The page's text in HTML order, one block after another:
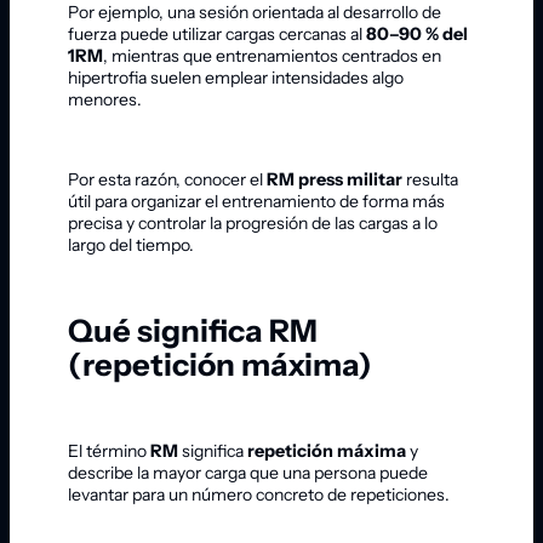
Por ejemplo, una sesión orientada al desarrollo de
fuerza puede utilizar cargas cercanas al80–90 % del
1RM, mientras que entrenamientos centrados en
hipertrofia suelen emplear intensidades algo
menores.
Por esta razón, conocer elRM press militar resulta
útil para organizar el entrenamiento de forma más
precisa y controlar la progresión de las cargas a lo
largo del tiempo.
Qué significa RM
(repetición máxima)
El términoRMsignificarepetición máximay
describe la mayor carga que una persona puede
levantar para un número concreto de repeticiones.